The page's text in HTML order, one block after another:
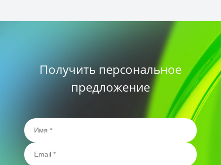
Получить персональное
предложение